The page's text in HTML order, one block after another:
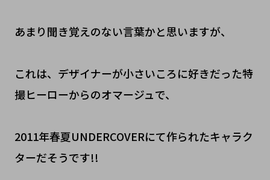
あまり聞き覚えのない言葉かと思いますが、
これは、デザイナーが小さいころに好きだった特
撮ヒーローからのオマージュで、
2011年春夏UNDERCOVERにて作られたキャラク
ターだそうです!!